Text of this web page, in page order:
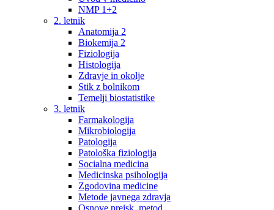
NMP 1+2
2. letnik
Anatomija 2
Biokemija 2
Fiziologija
Histologija
Zdravje in okolje
Stik z bolnikom
Temelji biostatistike
3. letnik
Farmakologija
Mikrobiologija
Patologija
Patološka fiziologija
Socialna medicina
Medicinska psihologija
Zgodovina medicine
Metode javnega zdravja
Osnove preisk. metod